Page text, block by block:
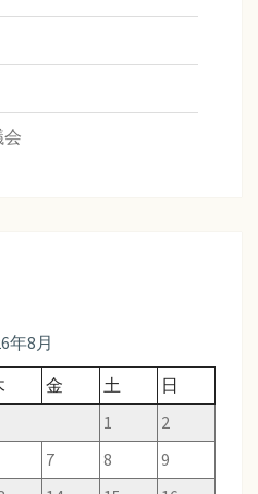
年8月
金 土
日
1
2
7 8
9